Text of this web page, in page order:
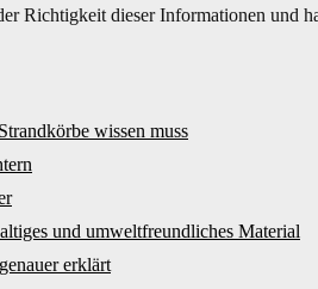
Richtigkeit dieser Informationen und
wissen muss
und umweltfreundliches Material
erklärt